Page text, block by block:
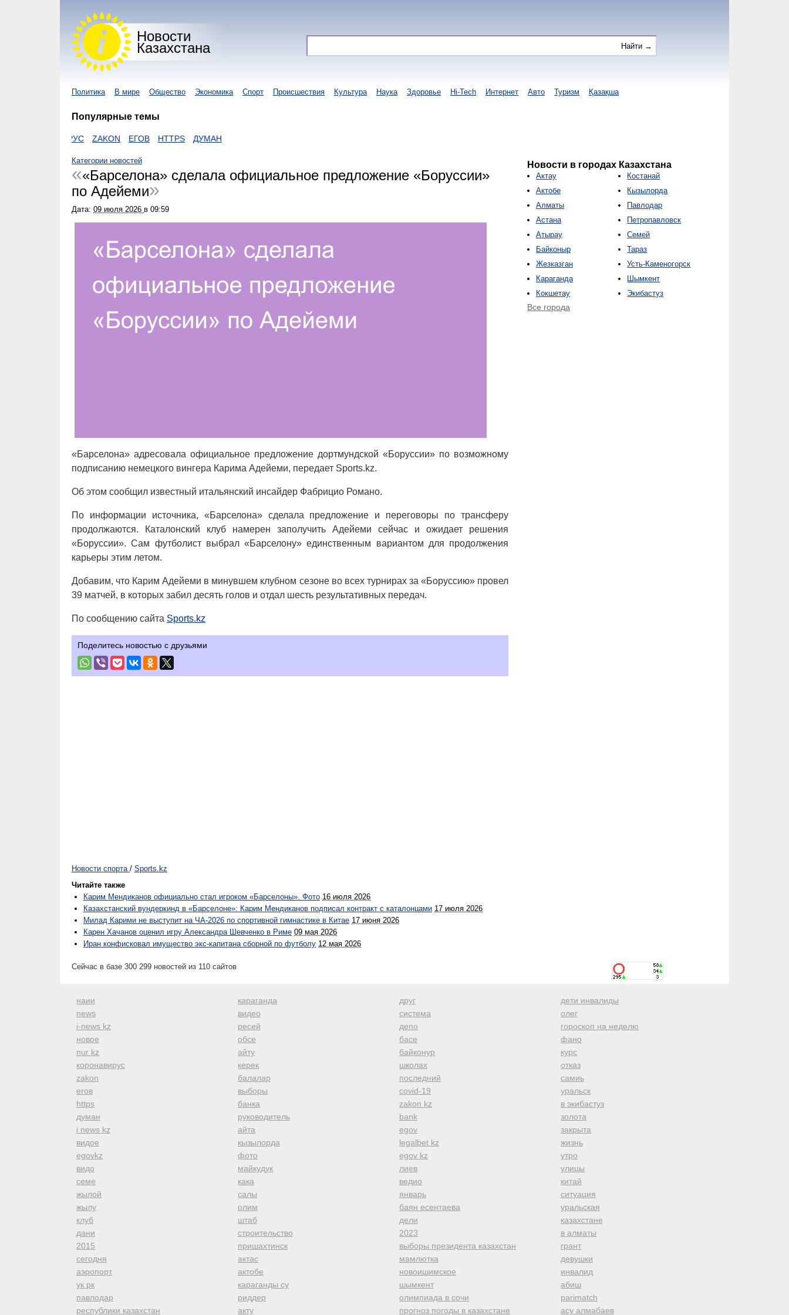
Новости
Казахстана
Политика В мире Общество Экономика Спорт Происшествия Культура Наука Здоровье Hi-Tech Интернет Авто Туризм Қазақша
Популярные темы
ZAKON ЕГОВ HTTPS ДУМАН
Категории новостей
«Барселона» сделала официальное предложение «Боруссии»
по Адейеми
Дата: 09 июля 2026 в 09:59
«Барселона» адресовала официальное предложение дортмундской «Боруссии» по возможному
подписанию немецкого вингера Карима Адейеми, передает Sports.kz.
Об этом сообщил известный итальянский инсайдер Фабрицио Романо.
По информации источника, «Барселона» сделала предложение и переговоры по трансферу
продолжаются. Каталонский клуб намерен заполучить Адейеми сейчас и ожидает решения
«Боруссии». Сам футболист выбрал «Барселону» единственным вариантом для продолжения
карьеры этим летом.
Добавим, что Карим Адейеми в минувшем клубном сезоне во всех турнирах за «Боруссию» провел
39 матчей, в которых забил десять голов и отдал шесть результативных передач.
По сообщению сайта Sports.kz
Поделитесь новостью с друзьями
Новости спорта / Sports.kz
Читайте также
Карим Мендиканов официально стал игроком «Барселоны». Фото 16 июля 2026
Казахстанский вундеркинд в «Барселоне»: Карим Мендиканов подписал контракт с каталонцами 17 июля 2026
Милад Карими не выступит на ЧА-2026 по спортивной гимнастике в Китае 17 июня 2026
Карен Хачанов оценил игру Александра Шевченко в Риме 09 мая 2026
Иран конфисковал имущество экс-капитана сборной по футболу 12 мая 2026
Новости в городах Казахстана
Актау
Актобе
Алматы
Астана
Атырау
Байконыр
Жезказган
Караганда
Кокшетау
Костанай
Кызылорда
Павлодар
Петропавловск
Семей
Тараз
Усть-Каменогорск
Шымкент
Экибастуз
Все города
Сейчас в базе 300 299 новостей из 110 сайтов
наии
news
i-news kz
новое
nur kz
коронавирус
zakon
егов
https
думан
i news kz
видое
egovkz
видо
семе
жылой
жылу
клуб
дани
2015
сегодня
аэропорт
ук рк
павлодар
республики казахстан
караганда
видео
ресей
обсе
айту
керек
балалар
выборы
банка
руководитель
айта
кызылорда
фото
майкудук
кака
салы
олим
штаб
строительство
пришахтинск
актас
актобе
караганды су
риддер
акту
друг
система
депо
басе
байконур
школах
последний
covid-19
zakon kz
bank
egov
legalbet kz
egov kz
лиев
ведио
январь
баян есентаева
дели
2023
выборы президента казахстан
мамлютка
новоишимское
шымкент
олимпиада в сочи
прогноз погоды в казахстане
дети инвалиды
олег
гороскоп на неделю
фано
курс
отказ
самиь
уральск
в экибастуз
золота
закрыта
жизнь
утро
улицы
китай
ситуация
уральская
казахстане
в алматы
грант
девушки
инвалид
абиш
parimatch
асу алмабаев